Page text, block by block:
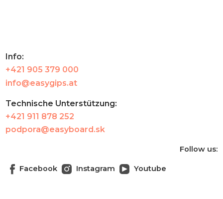
Info:
+421 905 379 000
info@easygips.at
Technische Unterstützung:
+421 911 878 252
podpora@easyboard.sk
Follow us:
Facebook Instagram Youtube